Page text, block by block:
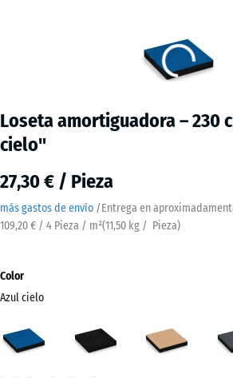
Loseta amortiguadora – 230
cielo"
27,30 € / Pieza
más gastos de envío /Entrega en
109,20 € / 4 Pieza / m²(11,50 kg / Pieza)
Color
Azul cielo
arena